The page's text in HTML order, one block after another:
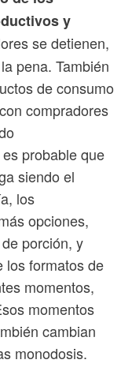
y
se detienen,
pena. También
de consumo
compradores
probable que
siendo el
los
opciones,
porción, y
los formatos de
momentos,
momentos
cambian
monodosis.